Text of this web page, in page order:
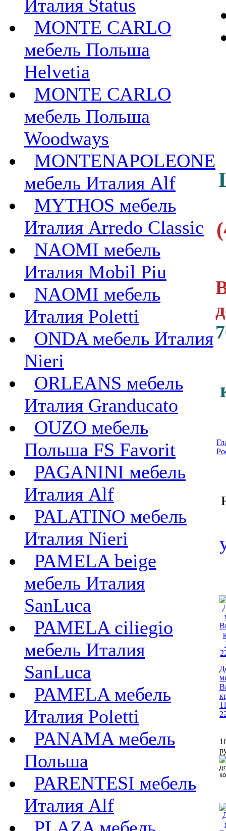
Италия Status
MONTE CARLO
мебель Польша
Helvetia
MONTE CARLO
мебель Польша
Woodways
MONTENAPOLEONE
мебель Италия Alf
MYTHOS мебель
Италия Arredo Classic
NAOMI мебель
Италия Mobil Piu
NAOMI мебель
Италия Poletti
ONDA мебель Италия
Nieri
ORLEANS мебель
Италия Granducato
OUZO мебель
Польша FS Favorit
PAGANINI мебель
Италия Alf
PALATINO мебель
Италия Nieri
PAMELA beige
мебель Италия
SanLuca
PAMELA ciliegio
мебель Италия
SanLuca
PAMELA мебель
Италия Poletti
PANAMA мебель
Польша
PARENTESI мебель
Италия Alf